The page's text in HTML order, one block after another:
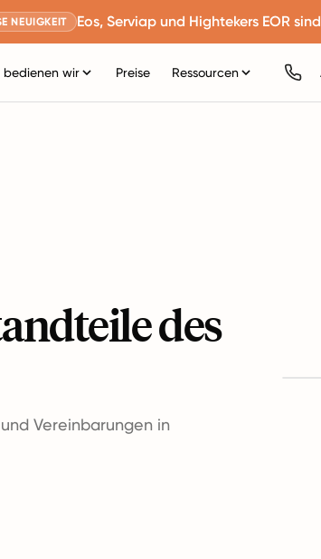
NEUIGKEIT Eos, Serviap und Hightekers EOR
bedienen wir Preise Ressourcen
des
Vereinbarungen in